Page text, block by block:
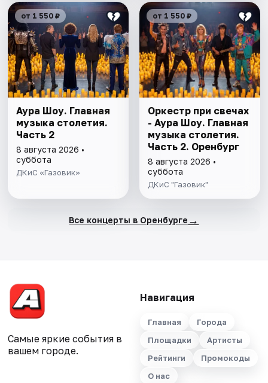
от 1 550 ₽
Аура Шоу. Главная
музыка столетия.
Часть 2
8 августа 2026 •
суббота
ДКиС «Газовик»
от 1 550 ₽
Оркестр при свечах
- Аура Шоу. Главная
музыка столетия.
Часть 2. Оренбург
8 августа 2026 •
суббота
ДКиС "Газовик"
Все концерты в Оренбурге →
Самые яркие события в
вашем городе.
Навигация
Главная
Города
Площадки
Артисты
Рейтинги
Промокоды
О нас